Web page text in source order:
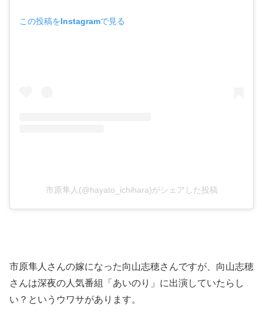
この投稿をInstagramで見る
市原隼人(@hayato_ichihara)がシェアした投稿
市原隼人さんの嫁になった向山志穂さんですが、向山志穂
さんは深夜の人気番組「あいのり」に出演していたらし
い？というウワサがあります。